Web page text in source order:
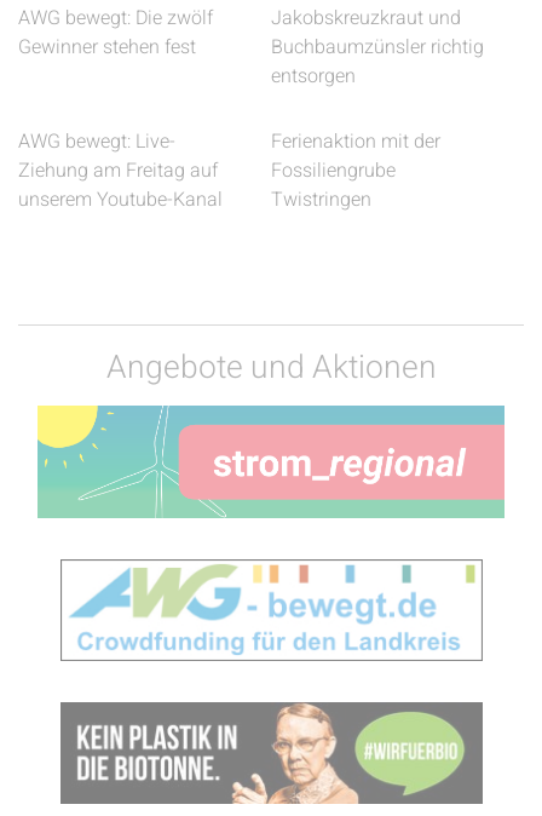
AWG bewegt: Die zwölf
Gewinner stehen fest
Jakobskreuzkraut und
Buchbaumzünsler richtig
entsorgen
AWG bewegt: Live-
Ziehung am Freitag auf
unserem Youtube-Kanal
Ferienaktion mit der
Fossiliengrube
Twistringen
Angebote und Aktionen